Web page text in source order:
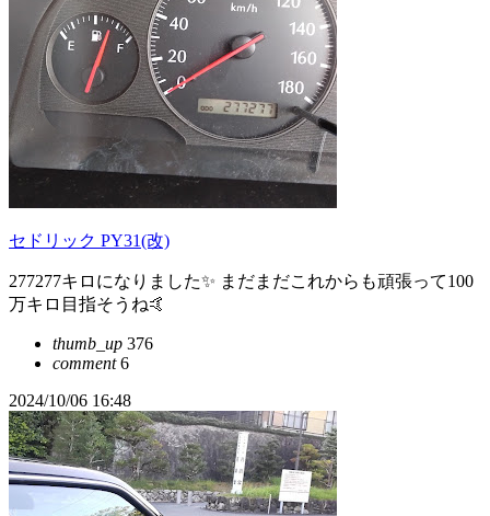
セドリック PY31(改)
277277キロになりました✨ まだまだこれからも頑張って100
万キロ目指そうね🤙
thumb_up 376
comment6
2024/10/06 16:48